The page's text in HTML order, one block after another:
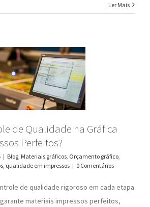
Ler Mais
Como o Controle de
Qualidade na Gráfica
Garante Impressos
Perfeitos?
de Qualidade na Gráfica
Perfeitos?
| Blog Materiais gráficos Orçamento gráfico
qualidade em impressos | 0 Comentários
de qualidade rigoroso em cada etapa
materiais impressos perfeitos,